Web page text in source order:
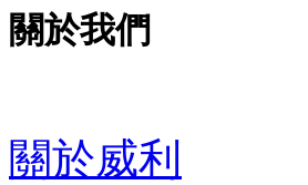
關於我們
關於威利